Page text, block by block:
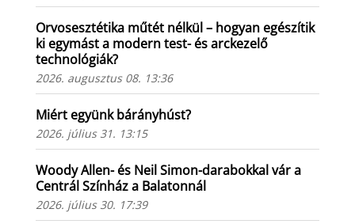
Orvosesztétika műtét nélkül – hogyan egészítik
ki egymást a modern test- és arckezelő
technológiák?
2026. augusztus 08. 13:36
Miért együnk bárányhúst?
2026. július 31. 13:15
Woody Allen- és Neil Simon-darabokkal vár a
Centrál Színház a Balatonnál
2026. július 30. 17:39